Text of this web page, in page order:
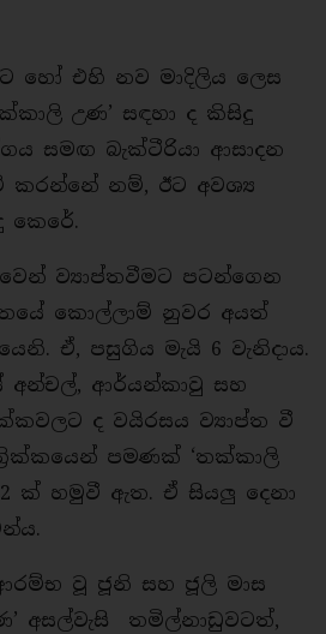
හෝ එහි නව මාදිලිය ලෙස
උණ’ සඳහා ද කිසිදු
සමඟ බැක්ටීරියා ආසාදන
නම්, ඊට අවශ්‍ය
කෙරේ.
ව්‍යාප්තවීමට පටන්ගෙන
කොල්ලාම් නුවර අයත්
ඒ, පසුගිය මැයි 6 වැනිදාය.
අන්චල්, ආර්යන්කාවු සහ
ද වයිරසය ව්‍යාප්ත වී
පමණක් ‘තක්කාලි
ක් හමුවී ඇත. ඒ සියලු දෙනා
වූ ජූනි සහ ජූලි මාස
අසල්වැසි තමිල්නාඩුවටත්,